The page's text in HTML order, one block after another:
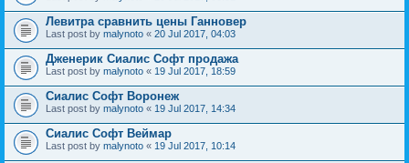
Левитра сравнить цены Ганновер
Last post by malynoto « 20 Jul 2017, 04:03
Дженерик Сиалис Софт продажа
Last post by malynoto « 19 Jul 2017, 18:59
Сиалис Софт Воронеж
Last post by malynoto « 19 Jul 2017, 14:34
Сиалис Софт Веймар
Last post by malynoto « 19 Jul 2017, 10:14